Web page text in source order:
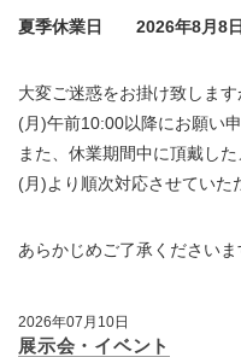
夏季休業日 2026年8月8日
大変ご迷惑をお掛け致しま
(月)午前10:00以降にお願い申
また、休業期間中に頂戴し
(月)より順次対応させていた
あらかじめご了承ください
2026年07月10日
展示会・イベント